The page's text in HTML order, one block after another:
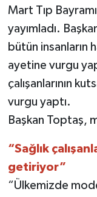
Mart Tıp
yayımladı.
bütün insanların
ayetine vurgu
çalışanlarının
vurgu yaptı.
Başkan Toptaş,
“Sağlık
getiriyor”
“Ülkemizde
OTOMOTİV
YAŞAM
KÜLTÜR